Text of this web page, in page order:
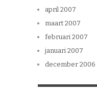
april 2007
maart 2007
februari 2007
januari 2007
december 2006